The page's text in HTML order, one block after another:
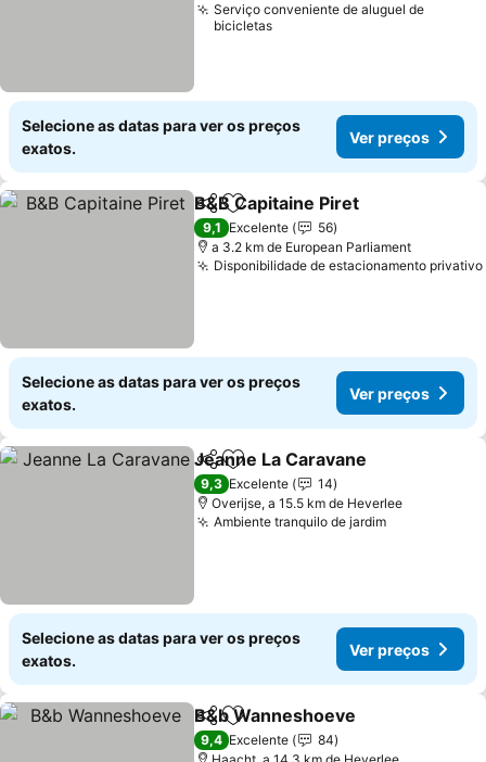
Serviço conveniente de aluguel de
bicicletas
Selecione as datas para ver os preços
exatos.
Ver preços
PartilharAdicionar aos favoritos
B&B Capitaine Piret
9,1 Excelente
56
a 3.2 km de European Parliament
Disponibilidade de estacionamento privativo
Selecione as datas para ver os preços
exatos.
Ver preços
PartilharAdicionar aos favoritos
Jeanne La Caravane
9,3 Excelente
14
Overijse, a 15.5 km de Heverlee
Ambiente tranquilo de jardimVer preços
Selecione as datas para ver os preços
exatos.
Ver preços
PartilharAdicionar aos favoritos
B&b Wanneshoeve
9,4 Excelente
84